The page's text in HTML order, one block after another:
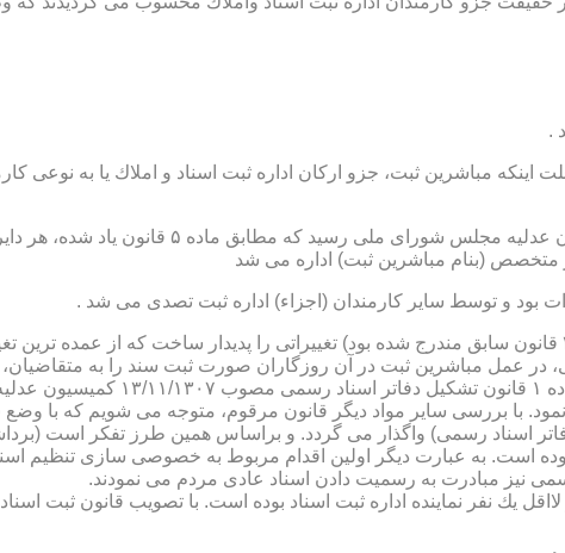
.
مباشرین ثبت، جزو اركان اداره ثبت اسناد و املاك یا به نوعی
قانون یاد شده، در شرح وظائف مباشرین ثبت (آنچه كه در ماده ۴۷ قانون سابق مندرج شده بود) تغییراتی
عمل مباشرین ثبت در آن روزگاران صورت ثبت سند را به
دفترخانه های اسناد رسمی، به
با بررسی سایر مواد دیگر قانون مرقوم، متوجه می شویم كه با
اسناد رسمی) واگذار می گردد. و براساس همین طرز تفكر است
نیز مبادرت به رسمیت دادن اسناد عادی مردم می نمودند.